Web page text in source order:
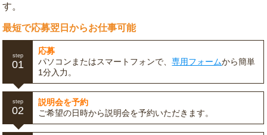
す。
最短で応募翌日からお仕事可能
step
01
応募
パソコンまたはスマートフォンで、専用フォームから簡単
1分入力。
step
02
説明会を予約
ご希望の日時から説明会を予約いただきます。